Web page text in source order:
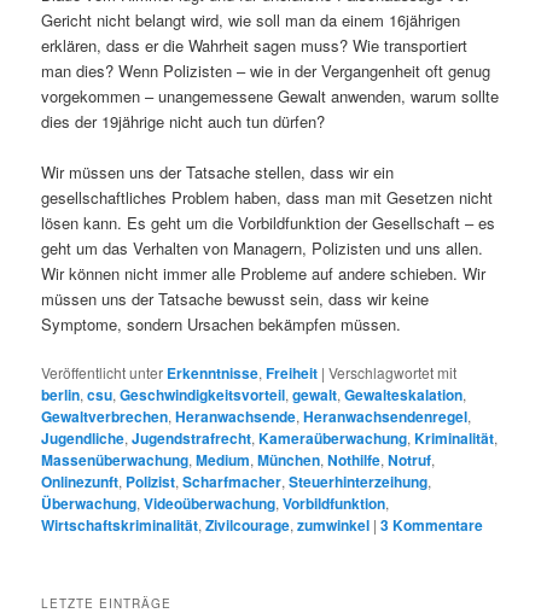
Gericht nicht belangt wird, wie soll man da einem 16jährigen
erklären, dass er die Wahrheit sagen muss? Wie transportiert
man dies? Wenn Polizisten – wie in der Vergangenheit oft genug
vorgekommen – unangemessene Gewalt anwenden, warum sollte
dies der 19jährige nicht auch tun dürfen?
Wir müssen uns der Tatsache stellen, dass wir ein
gesellschaftliches Problem haben, dass man mit Gesetzen nicht
lösen kann. Es geht um die Vorbildfunktion der Gesellschaft – es
geht um das Verhalten von Managern, Polizisten und uns allen.
Wir können nicht immer alle Probleme auf andere schieben. Wir
müssen uns der Tatsache bewusst sein, dass wir keine
Symptome, sondern Ursachen bekämpfen müssen.
Veröffentlicht unter Erkenntnisse,Freiheit |Verschlagwortet mit
berlin,csu,Geschwindigkeitsvorteil,gewalt,Gewalteskalation,
Gewaltverbrechen,Heranwachsende,Heranwachsendenregel,
Jugendliche,Jugendstrafrecht,Kameraüberwachung,Kriminalität,
Massenüberwachung,Medium,München,Nothilfe,Notruf,
Onlinezunft, Polizist,Scharfmacher,Steuerhinterzeihung,
Überwachung,Videoüberwachung,Vorbildfunktion,
Wirtschaftskriminalität,Zivilcourage,zumwinkel |3Kommentare
LETZTE EINTRÄGE